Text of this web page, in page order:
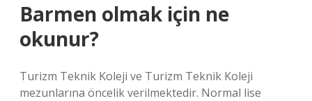
Barmen olmak için ne
okunur?
Turizm Teknik Koleji ve Turizm Teknik Koleji
mezunlarına öncelik verilmektedir. Normal lise